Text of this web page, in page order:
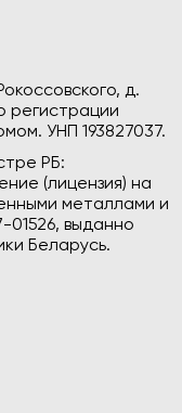
д.
регистрации
УНП 193827037.
РБ:
(лицензия) на
металлами и
выданно
Беларусь.